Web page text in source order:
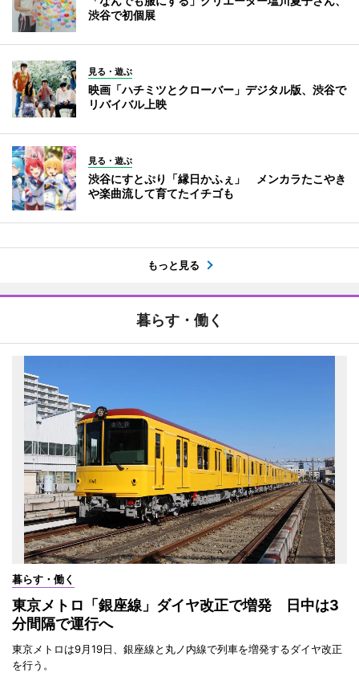
渋谷で初個展
見る・遊ぶ
映画「ハチミツとクローバー」デジタル版、渋谷で
リバイバル上映
見る・遊ぶ
渋谷にすとぷり「縁日かふぇ」 メンカラたこやき
や楽曲流して育てたイチゴも
もっと見る
暮らす・働く
暮らす・働く
東京メトロ「銀座線」ダイヤ改正で増発 日中は3
分間隔で運行へ
東京メトロは9月19日、銀座線と丸ノ内線で列車を増発するダイヤ改正
を行う。